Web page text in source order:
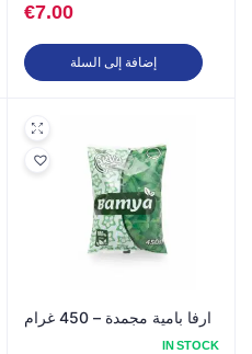
€7.00
إضافة إلى السلة
ارفا بامية مجمدة – 450 غرام
IN STOCK